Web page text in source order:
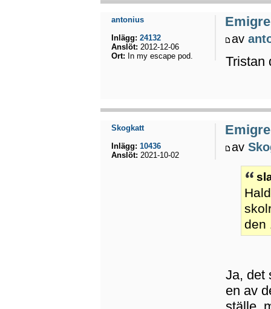
av
Tristan
antonius
Inlägg: 24132
Anslöt: 2012-12-06
Ort: In my escape pod.
av
den
Ja, det
en av
Skogkatt
Inlägg: 10436
Anslöt: 2021-10-02